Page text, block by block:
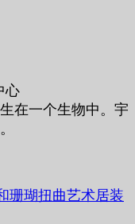
心
在一个生物中。宇
珊瑚扭曲艺术居装